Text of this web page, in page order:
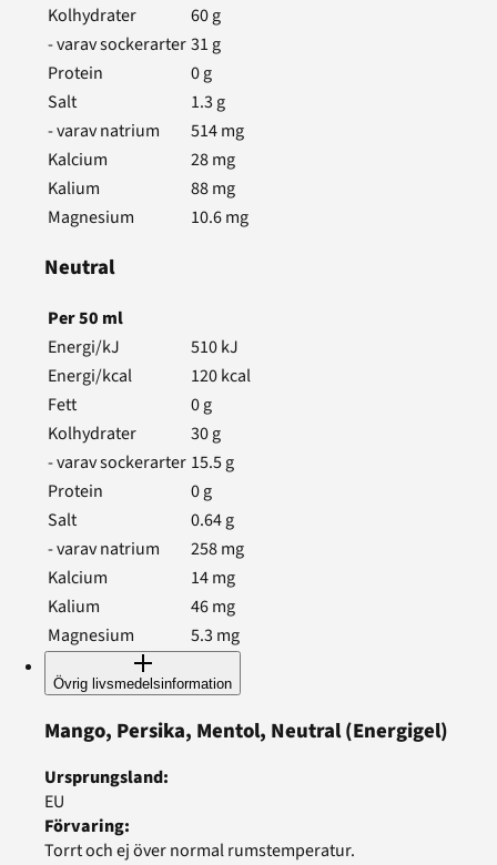
Kolhydrater
60g
- varav sockerarter31 g
Protein
0g
Salt
1.3 g
- varav natrium
514mg
Kalcium
28mg
Kalium
88mg
Magnesium
10.6mg
Neutral
Per50 ml
Energi/kJ
510kJ
Energi/kcal
120kcal
Fett
0g
Kolhydrater
30g
- varav sockerarter 15.5g
Protein
0g
Salt
0.64g
- varav natrium
258mg
Kalcium
14mg
Kalium
46mg
Magnesium
5.3 mg
Övrig livsmedelsinformation
Mango, Persika, Mentol, Neutral(Energigel)
Ursprungsland:
EU
Förvaring:
Torrt och ej över normal rumstemperatur.